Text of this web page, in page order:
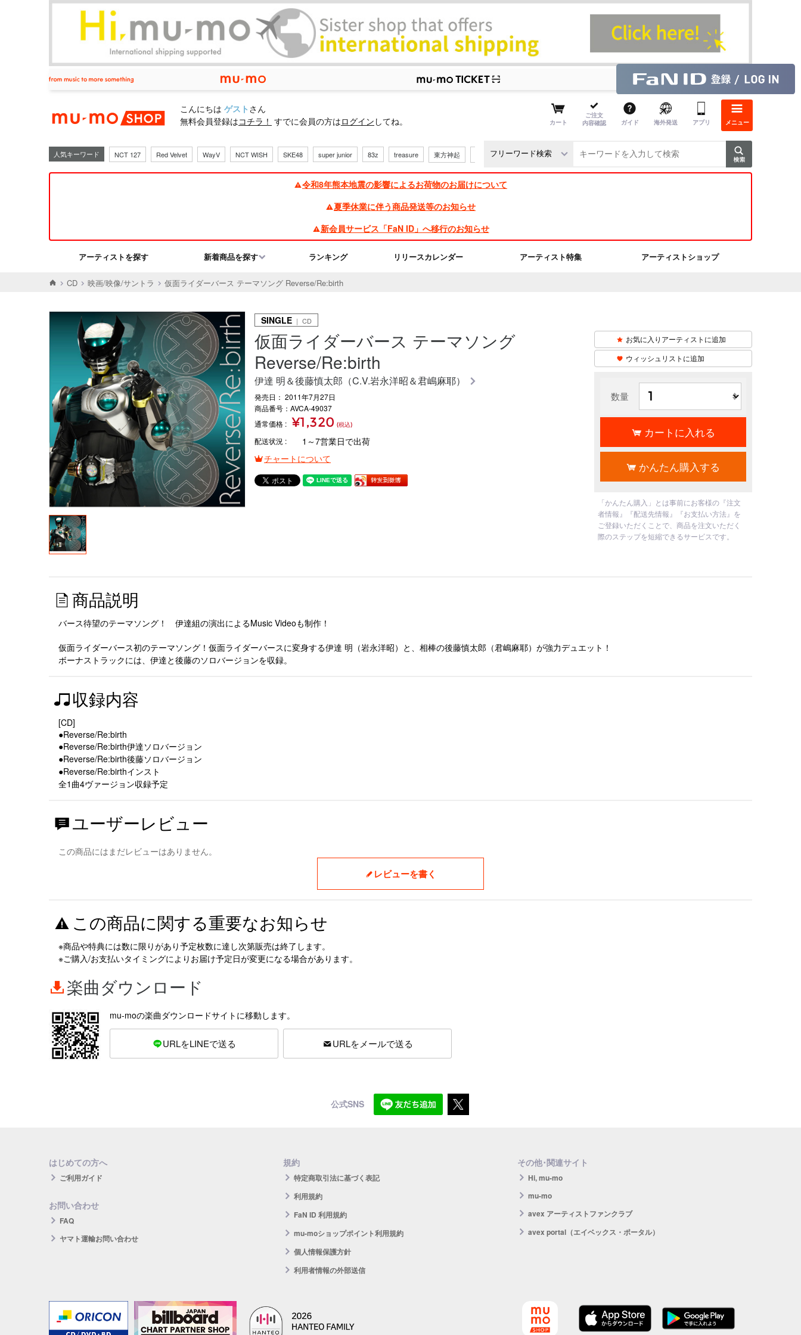
mu-moショップ
こんにちは ゲスト さん
無料会員登録はコチラ！ すでに会員の方はログイン してね。 カート
ご注文
内容確認
ガイド 海外発送 アプリ メニュー
人気キーワード NCT 127 Red Velvet WayV NCT WISH SKE48 super junior 83z treasure 東方神起 三代目
令和8年熊本地震の影響によるお荷物のお届けについて
夏季休業に伴う商品発送等のお知らせ
新会員サービス「FaN ID」へ移行のお知らせ
アーティストを探す 新着商品を探す ランキング リリースカレンダー アーティスト特集 アーティストショップ
CD 映画/映像/サントラ 仮面ライダーバース テーマソング Reverse/Re:birth
SINGLE ｜ CD
仮面ライダーバース テーマソング
Reverse/Re:birth
伊達 明＆後藤慎太郎（C.V.岩永洋昭＆君嶋麻耶）
発売日： 2011年7月27日
商品番号：AVCA-49037
通常価格
¥1,320 (税込)
配送状況
1～7営業日で出荷
チャートについて
お気に入りアーティストに追加
ウィッシュリストに追加
数量
カートに入れる
かんたん購入する
「かんたん購入」とは事前にお客様の『注文
者情報』『配送先情報』『お支払い方法』を
ご登録いただくことで、商品を注文いただく
際のステップを短縮できるサービスです。
商品説明
バース待望のテーマソング！ 伊達組の演出によるMusic Videoも制作！
仮面ライダーバース初のテーマソング！仮面ライダーバースに変身する伊達 明（岩永洋昭）と、相棒の後藤慎太郎（君嶋麻耶）が強力デュエット！
ボーナストラックには、伊達と後藤のソロバージョンを収録。
収録内容
[CD]
●Reverse/Re:birth
●Reverse/Re:birth伊達ソロバージョン
●Reverse/Re:birth後藤ソロバージョン
●Reverse/Re:birthインスト
全1曲4ヴァージョン収録予定
ユーザーレビュー
この商品にはまだレビューはありません。
レビューを書く
この商品に関する重要なお知らせ
※商品や特典には数に限りがあり予定枚数に達し次第販売は終了します。
※ご購入/お支払いタイミングによりお届け予定日が変更になる場合があります。
楽曲ダウンロード
mu-moの楽曲ダウンロードサイトに移動します。
URLをLINEで送る URLをメールで送る
公式SNS
はじめての方へ
ご利用ガイド
お問い合わせ
FAQ
ヤマト運輸お問い合わせ
規約
特定商取引法に基づく表記
利用規約
FaN ID 利用規約
mu-moショップポイント利用規約
個人情報保護方針
利用者情報の外部送信
その他･関連サイト
Hi, mu-mo
mu-mo
avex アーティストファンクラブ
avex portal（エイベックス・ポータル）